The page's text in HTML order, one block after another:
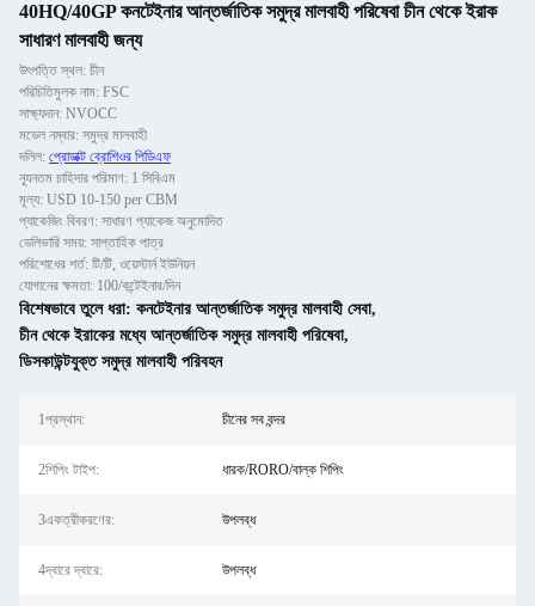
40HQ/40GP কনটেইনার আন্তর্জাতিক সমুদ্র মালবাহী পরিষেবা চীন থেকে ইরাক
সাধারণ মালবাহী জন্য
উৎপত্তি স্থল: চীন
পরিচিতিমুলক নাম: FSC
সাক্ষ্যদান: NVOCC
মডেল নম্বার: সমুদ্র মালবাহী
দলিল: প্রোডাক্ট ব্রোশিওর পিডিএফ
ন্যূনতম চাহিদার পরিমাণ: 1 সিবিএম
মূল্য: USD 10-150 per CBM
প্যাকেজিং বিবরণ: সাধারণ প্যাকেজ অনুমোদিত
ডেলিভারি সময়: সাপ্তাহিক পাত্র
পরিশোধের শর্ত: টি/টি, ওয়েস্টার্ন ইউনিয়ন
যোগানের ক্ষমতা: 100/কন্টেইনার/দিন
বিশেষভাবে তুলে ধরা: কনটেইনার আন্তর্জাতিক সমুদ্র মালবাহী সেবা,
চীন থেকে ইরাকের মধ্যে আন্তর্জাতিক সমুদ্র মালবাহী পরিষেবা,
ডিসকাউন্টযুক্ত সমুদ্র মালবাহী পরিবহন
1প্রস্থান: চীনের সব বন্দর
2শিপিং টাইপ: ধারক/RORO/বাল্ক শিপিং
3একত্রীকরণের: উপলব্ধ
4দ্বারে দ্বারে: উপলব্ধ